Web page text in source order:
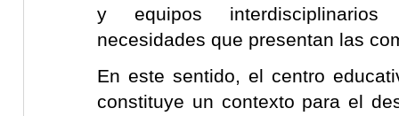
y equipos
necesidades que presentan las
En este sentido, el centro
constituye un contexto para el